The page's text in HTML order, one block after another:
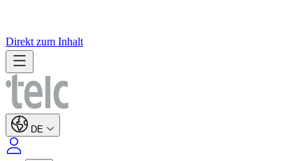
Direkt zum Inhalt
DE